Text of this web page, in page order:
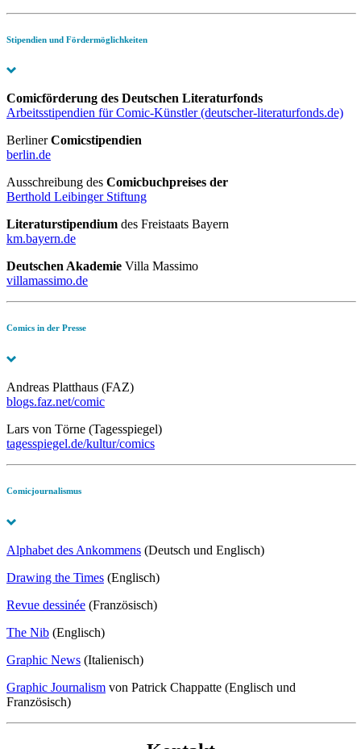
Stipendien und Fördermöglichkeiten
Comicförderung des Deutschen Literaturfonds
Arbeitsstipendien für Comic-Künstler (deutscher-literaturfonds.de)
BerlinerComicstipendien
berlin.de
Ausschreibung des Comicbuchpreises der
Berthold Leibinger Stiftung
Literaturstipendium des Freistaats Bayern
km.bayern.de
Deutschen Akademie Villa Massimo
villamassimo.de
Comics in der Presse
Andreas Platthaus (FAZ)
blogs.faz.net/comic
Lars von Törne (Tagesspiegel)
tagesspiegel.de/kultur/comics
Comicjournalismus
Alphabet des Ankommens (Deutsch und Englisch)
Drawing the Times (Englisch)
Revue dessinée (Französisch)
The Nib (Englisch)
Graphic News (Italienisch)
Graphic Journalism von Patrick Chappatte (Englisch und
Französisch)